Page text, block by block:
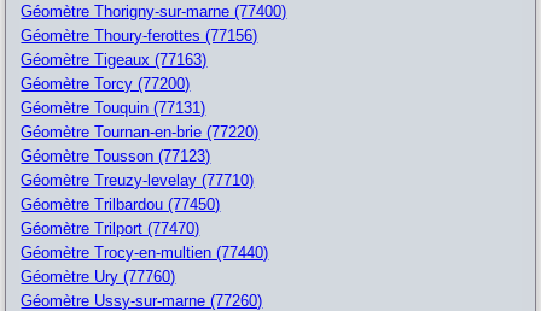
Géomètre Thorigny-sur-marne (77400)
Géomètre Thoury-ferottes (77156)
Géomètre Tigeaux (77163)
Géomètre Torcy (77200)
Géomètre Touquin (77131)
Géomètre Tournan-en-brie (77220)
Géomètre Tousson (77123)
Géomètre Treuzy-levelay (77710)
Géomètre Trilbardou (77450)
Géomètre Trilport (77470)
Géomètre Trocy-en-multien (77440)
Géomètre Ury (77760)
Géomètre Ussy-sur-marne (77260)